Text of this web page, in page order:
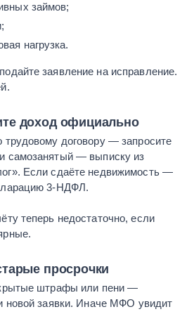
займов;
нагрузка.
заявление на исправление.
доход официально
трудовому договору — запросите
самозанятый — выписку из
Если сдаёте недвижимость —
3-НДФЛ.
теперь недостаточно, если
просрочки
штрафы или пени —
новой заявки. Иначе МФО увидит